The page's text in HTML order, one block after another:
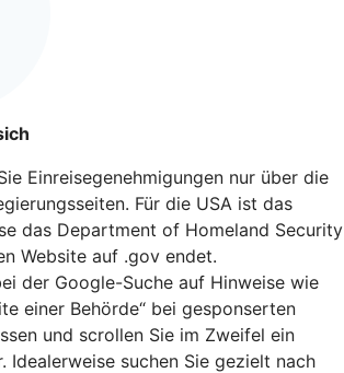
Einreisegenehmigungen nur über die
Für die USA ist das
das Department of Homeland Security
Website auf .gov endet.
der Google-Suche auf Hinweise wie
einer Behörde“ bei gesponserten
und scrollen Sie im Zweifel ein
Idealerweise suchen Sie gezielt nach